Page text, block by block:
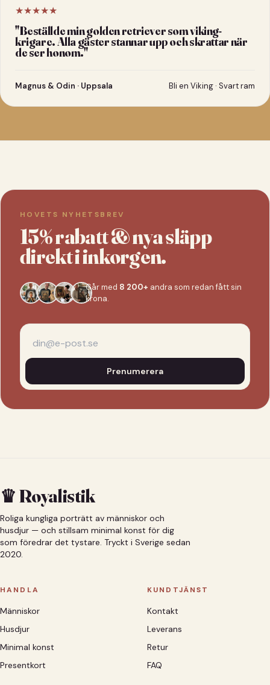
★★★★★
"Beställde min golden retriever som viking-
krigare. Alla gäster stannar upp och skrattar när
de ser honom."
Magnus & Odin · Uppsala Bli en Viking · Svart ram
HOVETS NYHETSBREV
15% rabatt & nya släpp
direkt i inkorgen.
Går med 8 200+ andra som redan fått sin
krona.
Prenumerera
♛ Royalistik
Roliga kungliga porträtt av människor och
husdjur — och stillsam minimal konst för dig
som föredrar det tystare. Tryckt i Sverige sedan
2020.
HANDLA
Människor
Husdjur
Minimal konst
Presentkort
KUNDTJÄNST
Kontakt
Leverans
Retur
FAQ